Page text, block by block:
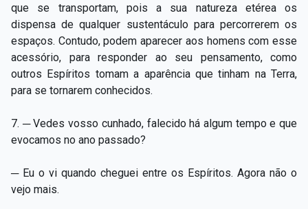
que se transportam, pois a sua natureza etérea os
dispensa de qualquer sustentáculo para percorrerem os
espaços. Contudo, podem aparecer aos homens com esse
acessório, para responder ao seu pensamento, como
outros Espíritos tomam a aparência que tinham na Terra,
para se tornarem conhecidos.
7. ─ Vedes vosso cunhado, falecido há algum tempo e que
evocamos no ano passado?
─ Eu o vi quando cheguei entre os Espíritos. Agora não o
vejo mais.